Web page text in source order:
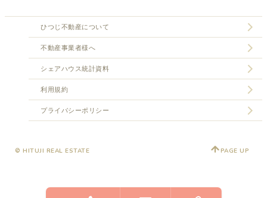
ひつじ不動産について
不動産事業者様へ
シェアハウス統計資料
利用規約
プライバシーポリシー
© HITUJI REAL ESTATE PAGE UP